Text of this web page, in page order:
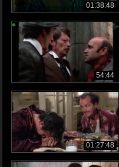
01:38:48
54:44
01:27:48